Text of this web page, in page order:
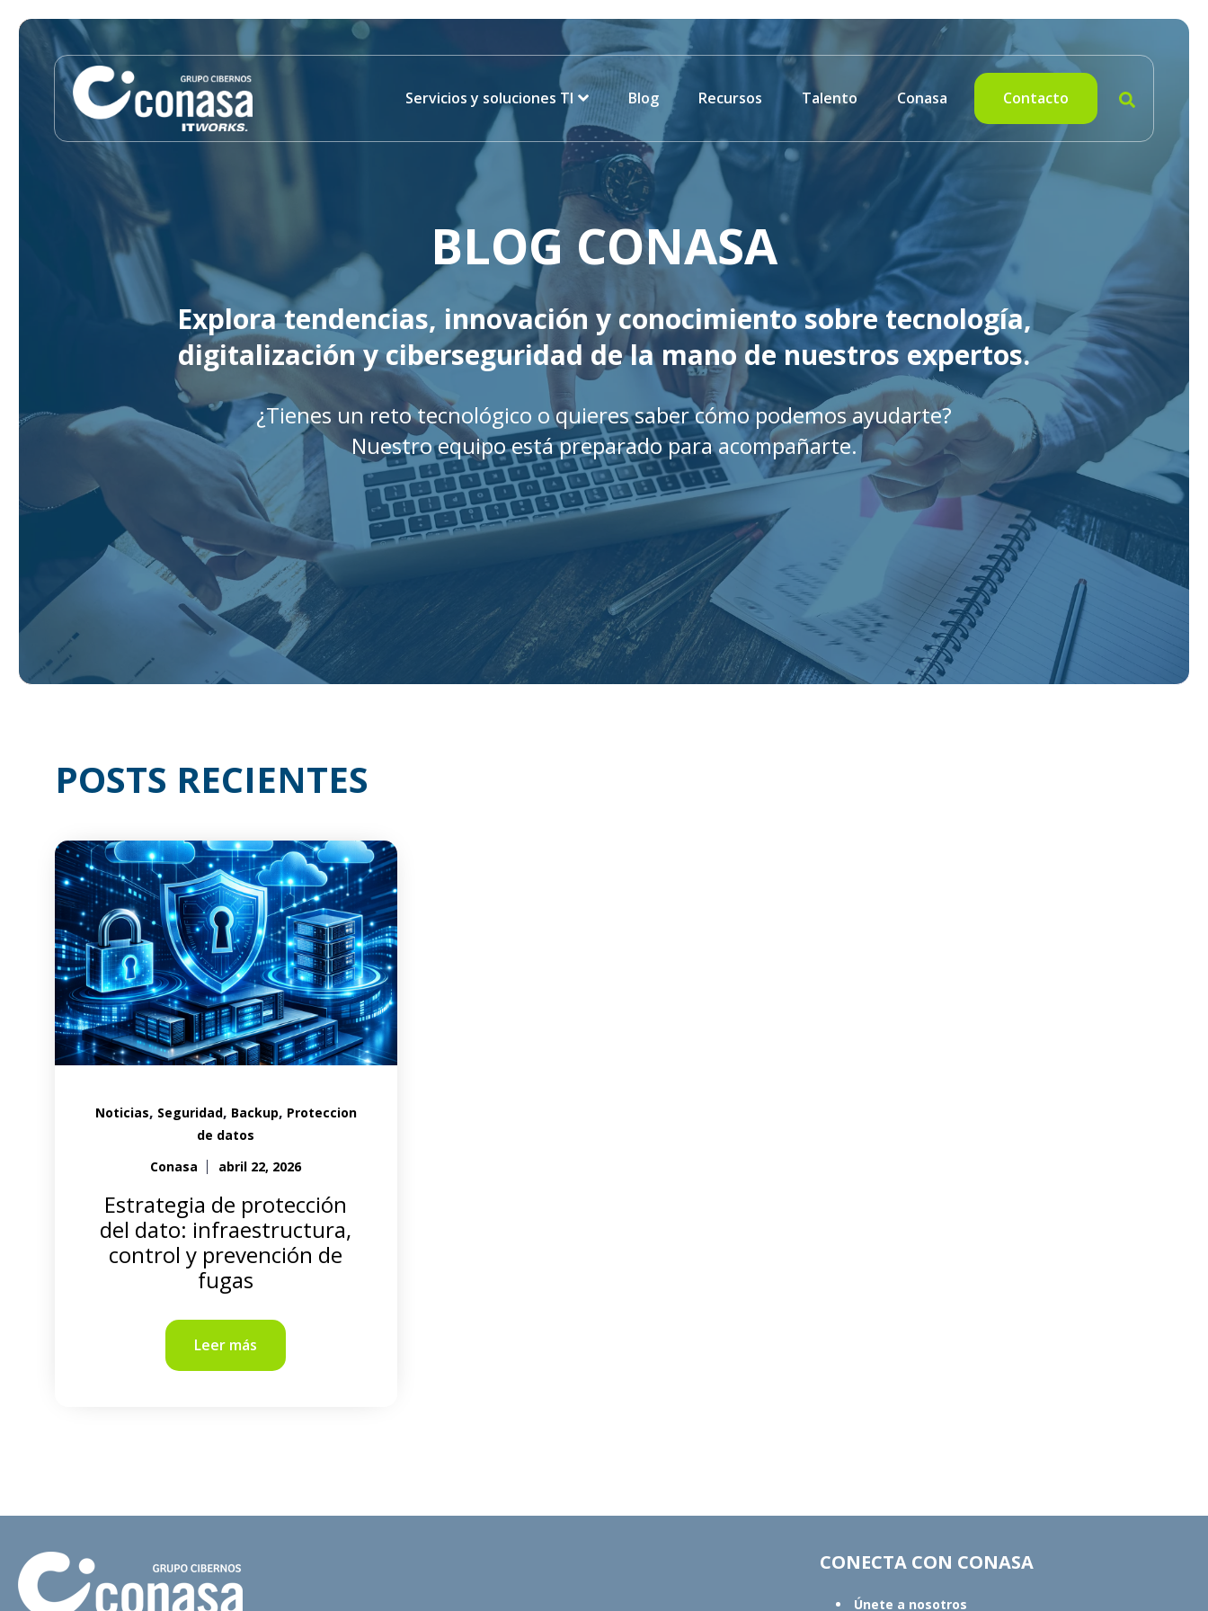
Servicios y soluciones TI Blog Recursos Talento Conasa Contacto
BLOG CONASA
Explora tendencias, innovación y conocimiento sobre tecnología,
digitalización y ciberseguridad de la mano de nuestros expertos.
¿Tienes un reto tecnológico o quieres saber cómo podemos ayudarte?
Nuestro equipo está preparado para acompañarte.
POSTS RECIENTES
Noticias, Seguridad, Backup, Proteccion
de datos
Conasa
abril 22, 2026
Estrategia de protección
del dato: infraestructura,
control y prevención de
fugas
Leer más
CONECTA CON CONASA
Únete a nosotros